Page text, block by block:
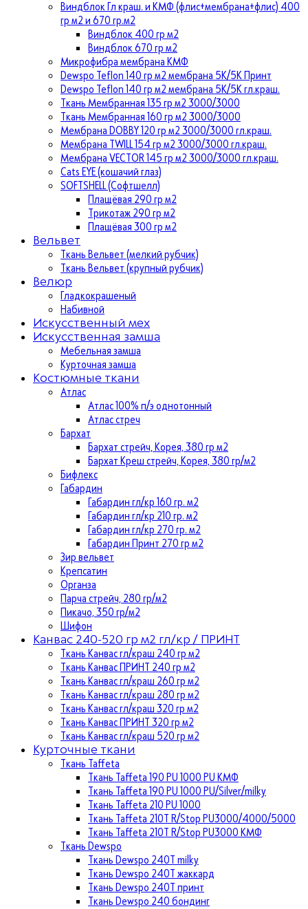
Виндблок Гл краш. и КМФ (флис+мембрана+флис) 400
гр м2 и 670 гр.м2
Виндблок 400 гр м2
Виндблок 670 гр м2
Микрофибра мембрана КМФ
Dewspo Teflon 140 гр м2 мембрана 5К/5К Принт
Dewspo Teflon 140 гр м2 мембрана 5К/5К гл.краш.
Ткань Мембранная 135 гр м2 3000/3000
Ткань Мембранная 160 гр м2 3000/3000
Мембрана DOBBY 120 гр м2 3000/3000 гл.краш.
Мембрана TWILL 154 гр м2 3000/3000 гл.краш.
Мембрана VECTOR 145 гр м2 3000/3000 гл.краш.
Cats EYE (кошачий глаз)
SOFTSHELL (Софтшелл)
Плащёвая 290 гр м2
Трикотаж 290 гр м2
Плащёвая 300 гр м2
Вельвет
Ткань Вельвет (мелкий рубчик)
Ткань Вельвет (крупный рубчик)
Велюр
Гладкокрашеный
Набивной
Искусственный мех
Искусственная замша
Мебельная замша
Курточная замша
Костюмные ткани
Атлас
Атлас 100% п/э однотонный
Атлас стреч
Бархат
Бархат стрейч, Корея, 380 гр м2
Бархат Креш стрейч, Корея, 380 гр/м2
Бифлекс
Габардин
Габардин гл/кр 160 гр. м2
Габардин гл/кр 210 гр. м2
Габардин гл/кр 270 гр. м2
Габардин Принт 270 гр м2
Зир вельвет
Крепсатин
Органза
Парча стрейч, 280 гр/м2
Пикачо, 350 гр/м2
Шифон
Канвас 240-520 гр м2 гл/кр / ПРИНТ
Ткань Канвас гл/краш 240 гр м2
Ткань Канвас ПРИНТ 240 гр м2
Ткань Канвас гл/краш 260 гр м2
Ткань Канвас гл/краш 280 гр м2
Ткань Канвас гл/краш 320 гр м2
Ткань Канвас ПРИНТ 320 гр м2
Ткань Канвас гл/краш 520 гр м2
Курточные ткани
Ткань Taffeta
Ткань Taffeta 190 PU 1000 PU КМФ
Ткань Taffeta 190 PU 1000 PU/Silver/milky
Ткань Taffeta 210 PU 1000
Ткань Taffeta 210Т R/Stop PU3000/4000/5000
Ткань Taffeta 210Т R/Stop PU3000 КМФ
Ткань Dewspo
Ткань Dewspo 240Т milky
Ткань Dewspo 240T жаккард
Ткань Dewspo 240Т принт
Ткань Dewspo 240 бондинг